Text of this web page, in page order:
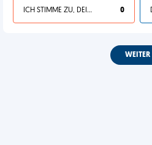
ICH STIMME ZU, DEIN LEBEN IST SCHEISSE 0
WEITER